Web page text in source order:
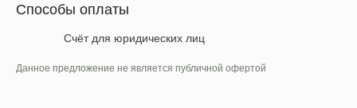
Способы оплаты
Счёт для юридических лиц
Данное предложение не является публичной офертой